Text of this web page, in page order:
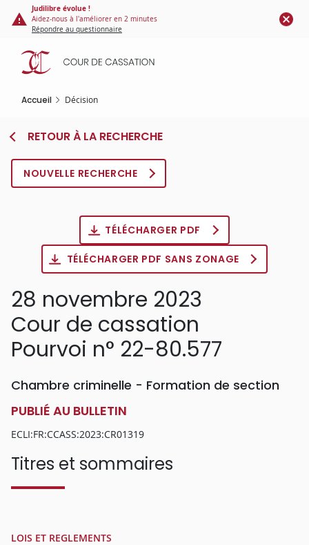
Panneau de gestion des cookies
contenu
principal
Judilibre évolue !
Aidez-nous à l'améliorer en 2 minutes
Répondre au questionnaire
Accueil Décision
RETOUR À LA RECHERCHE
NOUVELLE RECHERCHE
TÉLÉCHARGER PDF
TÉLÉCHARGER PDF SANS ZONAGE
28 novembre 2023
Cour de cassation
Pourvoi n° 22-80.577
Chambre criminelle - Formation de section
PUBLIÉ AU BULLETIN
ECLI:FR:CCASS:2023:CR01319
Titres et sommaires
LOIS ET REGLEMENTS